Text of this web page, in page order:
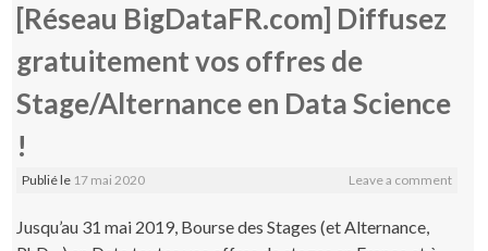
[Réseau BigDataFR.com] Diffusez
gratuitement vos offres de
Stage/Alternance en Data Science
!
Publié le 17 mai 2020 Leave a comment
Jusqu’au 31 mai 2019, Bourse des Stages (et Alternance,